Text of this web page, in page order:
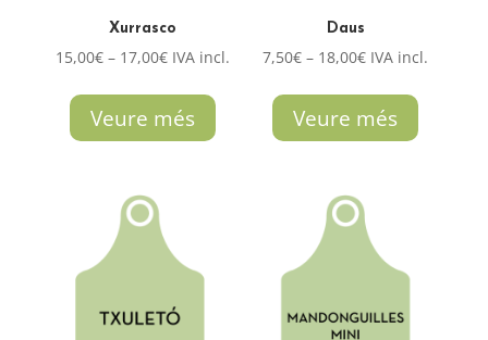
Xurrasco
15,00€ – 17,00€Interval
preus:
15,00€
IVA incl.
Veure més
Daus
7,50€ – 18,00€Interval
preus:
7,50€
IVA incl.
Veure més